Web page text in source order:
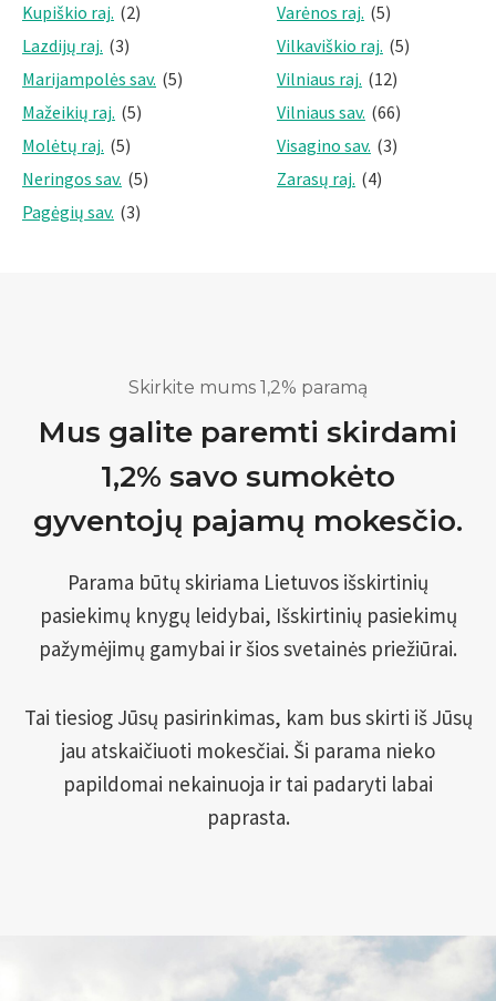
Kupiškio raj. (2)
Lazdijų raj. (3)
Marijampolės sav. (5)
Mažeikių raj. (5)
Molėtų raj. (5)
Neringos sav. (5)
Pagėgių sav. (3)
Varėnos raj. (5)
Vilkaviškio raj. (5)
Vilniaus raj. (12)
Vilniaus sav. (66)
Visagino sav. (3)
Zarasų raj. (4)
Skirkite mums 1,2% paramą
Mus galite paremti skirdami
1,2% savo sumokėto
gyventojų pajamų mokesčio.
Parama būtų skiriama Lietuvos išskirtinių
pasiekimų knygų leidybai, Išskirtinių pasiekimų
pažymėjimų gamybai ir šios svetainės priežiūrai.
Tai tiesiog Jūsų pasirinkimas, kam bus skirti iš Jūsų
jau atskaičiuoti mokesčiai. Ši parama nieko
papildomai nekainuoja ir tai padaryti labai
paprasta.